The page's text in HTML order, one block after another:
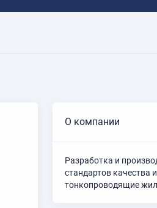
О компании
Разработка и
стандартов качества
тонкопроводящие